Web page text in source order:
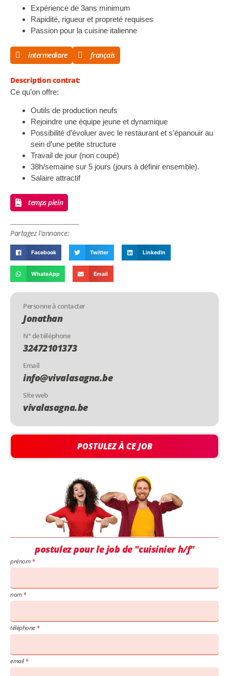
Expérience de 3ans minimum
Rapidité, rigueur et propreté requises
Passion pour la cuisine italienne
intermediare français
Description contrat:
Ce qu’on offre:
Outils de production neufs
Rejoindre une équipe jeune et dynamique
Possibilité d’évoluer avec le restaurant et s’épanouir au
sein d’une petite structure
Travail de jour (non coupé)
38h/semaine sur 5 jours (jours à définir ensemble).
Salaire attractif
temps plein
Partagez l'annonce:
Facebook Twitter LinkedIn
WhatsApp Email
Personne à contacter
Jonathan
N° de téléphone
32472101373
Email
info@vivalasagna.be
Site web
vivalasagna.be
POSTULEZ À CE JOB
postulez pour le job de "cuisinier h/f"
prénom
nom
téléphone
email